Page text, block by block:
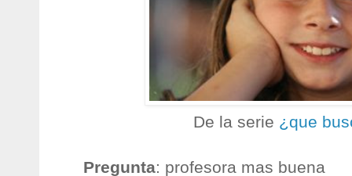
De la serie ¿que
Pregunta: profesora mas buena